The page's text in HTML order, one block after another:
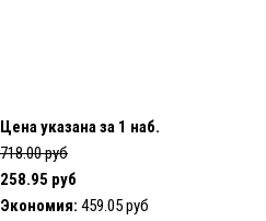
Цена указана за 1 наб.
718.00 руб
258.95 руб
Экономия: 459.05 руб